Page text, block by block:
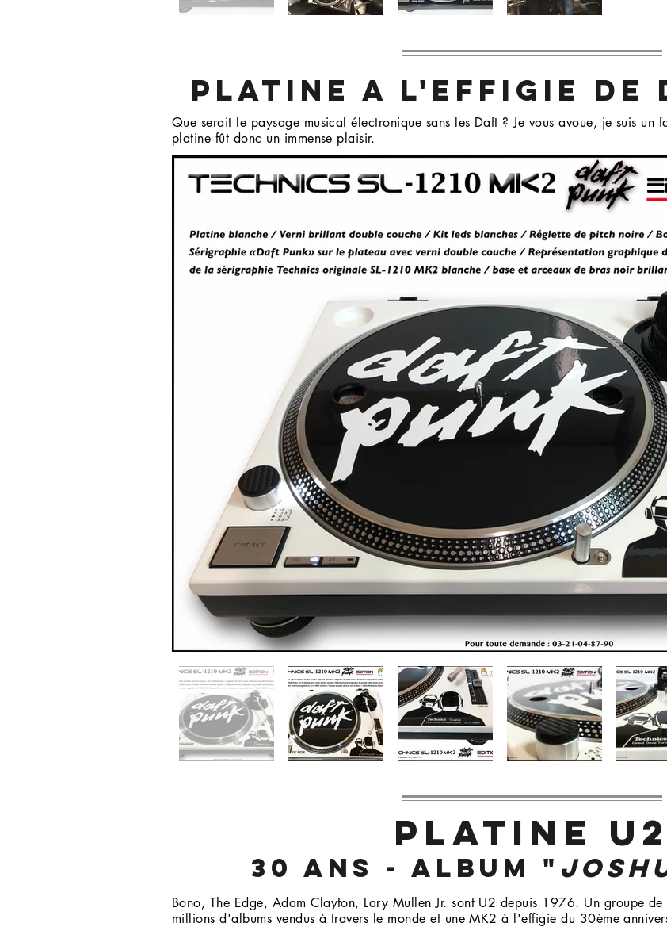
PLATINE A L'EFFIGIE DE
Que serait le paysage musical électronique sans les Daft ? Je vous avoue, je suis un
platine fût donc un immense plaisir.
PLATINE U2
30 ANS - ALBUM "
Bono, The Edge, Adam Clayton, Lary Mullen Jr. sont U2 depuis 1976. Un groupe
millions d'albums vendus à travers le monde et une MK2 à l'effigie du 30ème